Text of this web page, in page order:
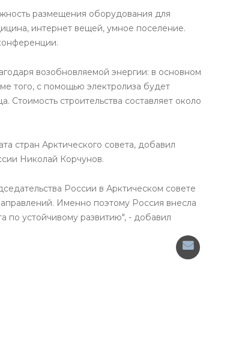
размещения оборудования для
интернет вещей, умное поселение.
возобновляемой энергии: в основном
того, с помощью электролиза будет
Стоимость строительства составляет около
стран Арктического совета, добавил
Николай Корчунов.
России в Арктическом совете
Именно поэтому Россия внесла
по устойчивому развитию", - добавил